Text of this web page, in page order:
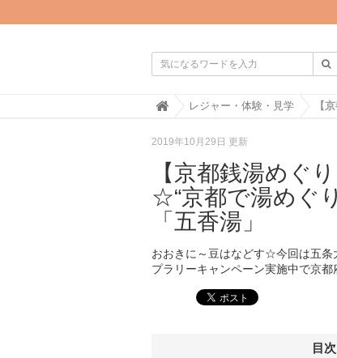
H
e
レジャー・体験・見学
2019年10月29日 更新
【京都銭湯めぐ
☆“京都で湯めぐ
「五香湯」
おおきに～豆はなどす☆今回は五条
プラリーキャンペーン実施中で京
目次